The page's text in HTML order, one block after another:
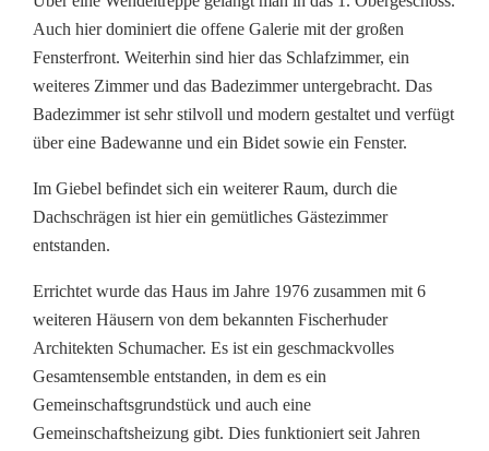
Auch hier dominiert die offene Galerie mit der großen
Fensterfront. Weiterhin sind hier das Schlafzimmer, ein
weiteres Zimmer und das Badezimmer untergebracht. Das
Badezimmer ist sehr stilvoll und modern gestaltet und verfügt
über eine Badewanne und ein Bidet sowie ein Fenster.
Im Giebel befindet sich ein weiterer Raum, durch die
Dachschrägen ist hier ein gemütliches Gästezimmer
entstanden.
Errichtet wurde das Haus im Jahre 1976 zusammen mit 6
weiteren Häusern von dem bekannten Fischerhuder
Architekten Schumacher. Es ist ein geschmackvolles
Gesamtensemble entstanden, in dem es ein
Gemeinschaftsgrundstück und auch eine
Gemeinschaftsheizung gibt. Dies funktioniert seit Jahren